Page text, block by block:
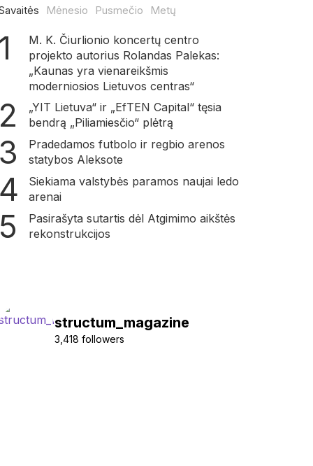
Mėnesio Pusmečio Metų
M. K. Čiurlionio koncertų centro
projekto autorius Rolandas Palekas:
„Kaunas yra vienareikšmis
moderniosios Lietuvos centras“
„YIT Lietuva“ ir „EfTEN Capital“ tęsia
bendrą „Piliamiesčio“ plėtrą
Pradedamos futbolo ir regbio arenos
statybos Aleksote
Siekiama valstybės paramos naujai ledo
arenai
Pasirašyta sutartis dėl Atgimimo aikštės
rekonstrukcijos
structum_magazine
3,418 followers